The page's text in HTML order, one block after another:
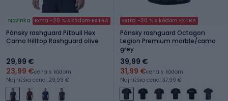
Novinka Extra -20 % s kódom EXTRA
Pánsky rashguard Pitbull Hex
Camo Hilltop Rashguard olive
29,99 €
23,99 €cena s kódom
Najnižšia cena: 29,99 €
Extra -20 % s kódom EXTRA
Pánsky rashguard Octagon
Legion Premium marble/camo
grey
39,99 €
31,99 €cena s kódom
Najnižšia cena: 37,99 €